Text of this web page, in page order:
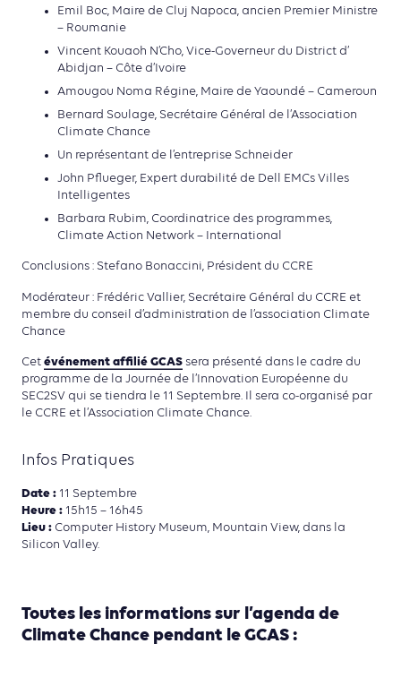
Emil Boc, Maire de Cluj Napoca, ancien Premier Ministre
– Roumanie
Vincent Kouaoh N’Cho, Vice-Governeur du District d’
Abidjan – Côte d’Ivoire
Amougou Noma Régine, Maire de Yaoundé – Cameroun
Bernard Soulage, Secrétaire Général de l’Association
Climate Chance
Un représentant de l’entreprise Schneider
John Pflueger, Expert durabilité de Dell EMCs Villes
Intelligentes
Barbara Rubim, Coordinatrice des programmes,
Climate Action Network – International
Conclusions : Stefano Bonaccini, Président du CCRE
Modérateur : Frédéric Vallier, Secrétaire Général du CCRE et
membre du conseil d’administration de l’association Climate
Chance
Cet événement affilié GCAS sera présenté dans le cadre du
programme de la Journée de l’Innovation Européenne du
SEC2SV qui se tiendra le 11 Septembre. Il sera co-organisé par
le CCRE et l’Association Climate Chance.
Infos Pratiques
Date : 11 Septembre
Heure : 15h15 – 16h45
Lieu : Computer History Museum, Mountain View, dans la
Silicon Valley.
Toutes les informations sur l’agenda de
Climate Chance pendant le GCAS :